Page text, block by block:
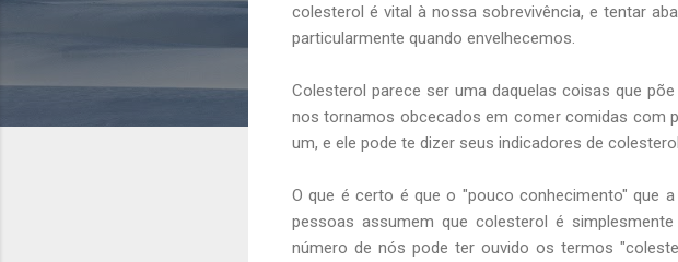
colesterol é vital à nossa sobrevivência, e tentar
particularmente quando envelhecemos.
Colesterol parece ser uma daquelas coisas que
nos tornamos obcecados em comer comidas com
um, e ele pode te dizer seus indicadores de colesterol.
O que é certo é que o "pouco conhecimento" que
pessoas assumem que colesterol é
número de nós pode ter ouvido os termos